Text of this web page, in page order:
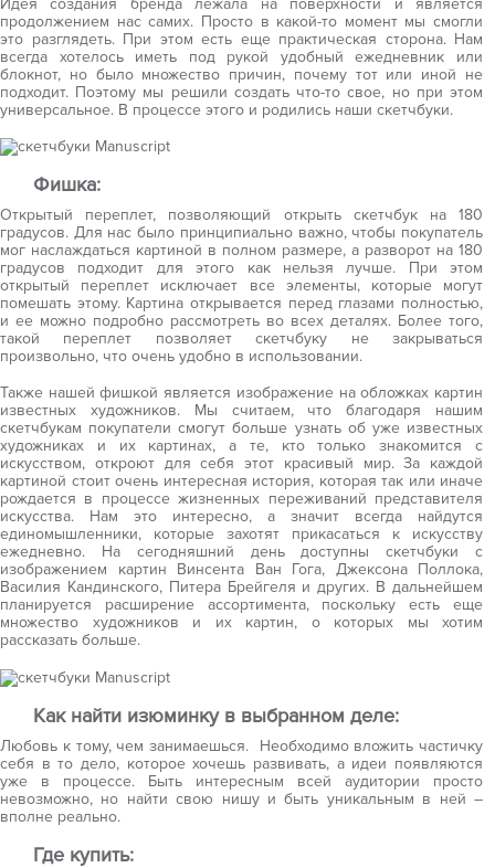
продолжением нас самих. Просто в какой-то момент мы смогли
это разглядеть. При этом есть еще практическая сторона. Нам
всегда хотелось иметь под рукой удобный ежедневник или
блокнот, но было множество причин, почему тот или иной не
подходит. Поэтому мы решили создать что-то свое, но при этом
универсальное. В процессе этого и родились наши скетчбуки.
Фишка:
Открытый переплет, позволяющий открыть скетчбук на 180
градусов. Для нас было принципиально важно, чтобы покупатель
мог наслаждаться картиной в полном размере, а разворот на 180
градусов подходит для этого как нельзя лучше. При этом
открытый переплет исключает все элементы, которые могут
помешать этому. Картина открывается перед глазами полностью,
и ее можно подробно рассмотреть во всех деталях. Более того,
такой переплет позволяет скетчбуку не закрываться
произвольно, что очень удобно в использовании.
Также нашей фишкой является изображение на обложках картин
известных художников. Мы считаем, что благодаря нашим
скетчбукам покупатели смогут больше узнать об уже известных
художниках и их картинах, а те, кто только знакомится с
искусством, откроют для себя этот красивый мир. За каждой
картиной стоит очень интересная история, которая так или иначе
рождается в процессе жизненных переживаний представителя
искусства. Нам это интересно, а значит всегда найдутся
единомышленники, которые захотят прикасаться к искусству
ежедневно. На сегодняшний день доступны скетчбуки с
изображением картин Винсента Ван Гога, Джексона Поллока,
Василия Кандинского, Питера Брейгеля и других. В дальнейшем
планируется расширение ассортимента, поскольку есть еще
множество художников и их картин, о которых мы хотим
рассказать больше.
Как найти изюминку в выбранном деле:
Любовь к тому, чем занимаешься. Необходимо вложить частичку
себя в то дело, которое хочешь развивать, а идеи появляются
уже в процессе. Быть интересным всей аудитории просто
невозможно, но найти свою нишу и быть уникальным в ней –
вполне реально.
Где купить: